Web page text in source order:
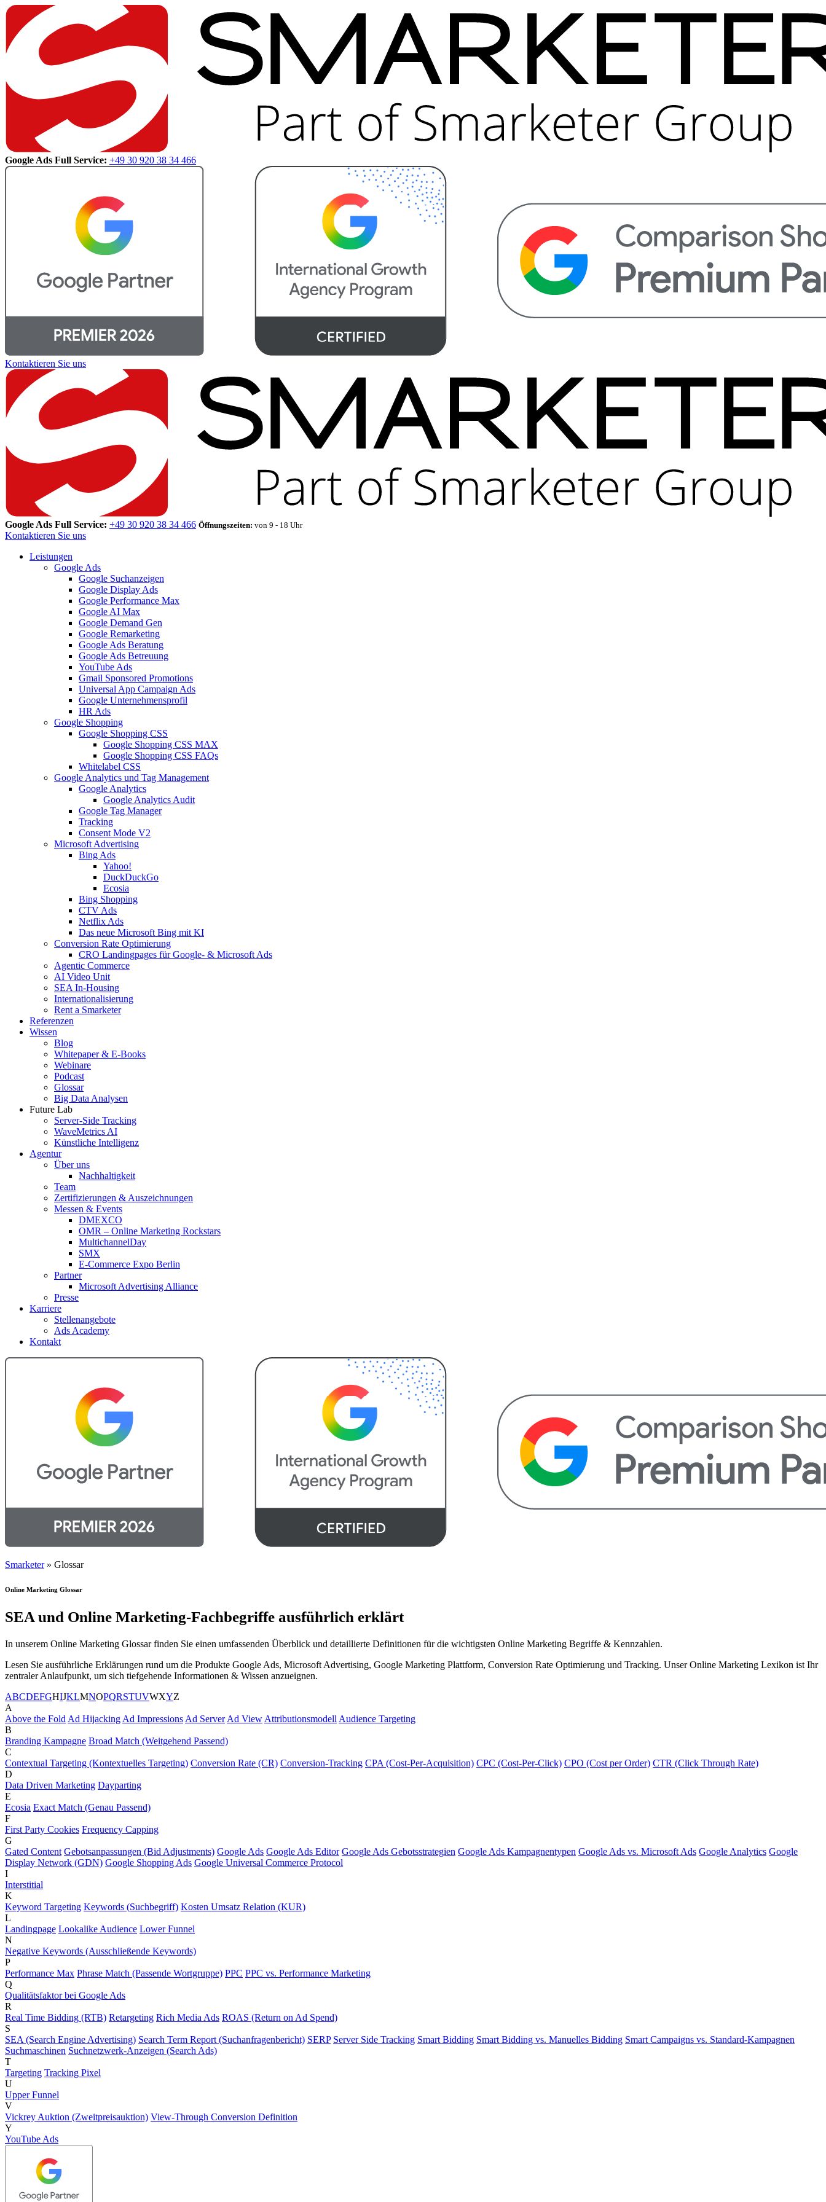
Google Ads Full Service: +49 30 920 38 34 466
Kontaktieren Sie uns
Google Ads Full Service: +49 30 920 38 34 466 Öffnungszeiten: von 9 - 18 Uhr
Kontaktieren Sie uns
Leistungen
Google Ads
Google Suchanzeigen
Google Display Ads
Google Performance Max
Google AI Max
Google Demand Gen
Google Remarketing
Google Ads Beratung
Google Ads Betreuung
YouTube Ads
Gmail Sponsored Promotions
Universal App Campaign Ads
Google Unternehmensprofil
HR Ads
Google Shopping
Google Shopping CSS
Google Shopping CSS MAX
Google Shopping CSS FAQs
Whitelabel CSS
Google Analytics und Tag Management
Google Analytics
Google Analytics Audit
Google Tag Manager
Tracking
Consent Mode V2
Microsoft Advertising
Bing Ads
Yahoo!
DuckDuckGo
Ecosia
Bing Shopping
CTV Ads
Netflix Ads
Das neue Microsoft Bing mit KI
Conversion Rate Optimierung
CRO Landingpages für Google- & Microsoft Ads
Agentic Commerce
AI Video Unit
SEA In-Housing
Internationalisierung
Rent a Smarketer
Referenzen
Wissen
Blog
Whitepaper & E-Books
Webinare
Podcast
Glossar
Big Data Analysen
Future Lab
Server-Side Tracking
WaveMetrics AI
Künstliche Intelligenz
Agentur
Über uns
Nachhaltigkeit
Team
Zertifizierungen & Auszeichnungen
Messen & Events
DMEXCO
OMR – Online Marketing Rockstars
MultichannelDay
SMX
E-Commerce Expo Berlin
Partner
Microsoft Advertising Alliance
Presse
Karriere
Stellenangebote
Ads Academy
Kontakt
Smarketer» Glossar
Online Marketing Glossar
SEA und Online Marketing-Fachbegriffe ausführlich erklärt
In unserem Online Marketing Glossar finden Sie einen umfassenden Überblick und detaillierte Definitionen für die wichtigsten Online Marketing Begriffe & Kennzahlen.
Lesen Sie ausführliche Erklärungen rund um die Produkte Google Ads, Microsoft Advertising, Google Marketing Plattform, Conversion Rate Optimierung und Tracking. Unser Online Marketing Lexikon ist Ihr
zentraler Anlaufpunkt, um sich tiefgehende Informationen & Wissen anzueignen.
ABCDEFGHIJKLMNOPQRSTUVWXYZ
A
Above the Fold Ad Hijacking Ad Impressions Ad Server Ad View Attributionsmodell Audience Targeting
B
Branding Kampagne Broad Match (Weitgehend Passend)
C
Contextual Targeting (Kontextuelles Targeting) Conversion Rate (CR) Conversion-Tracking CPA (Cost-Per-Acquisition) CPC (Cost-Per-Click) CPO (Cost per Order) CTR (Click Through Rate)
D
Data Driven Marketing Dayparting
E
Ecosia Exact Match (Genau Passend)
F
First Party Cookies Frequency Capping
G
Gated Content Gebotsanpassungen (Bid Adjustments) Google Ads Google Ads Editor Google Ads Gebotsstrategien Google Ads Kampagnentypen Google Ads vs. Microsoft Ads Google Analytics Google
Display Network (GDN) Google Shopping Ads Google Universal Commerce Protocol
I
Interstitial
K
Keyword Targeting Keywords (Suchbegriff) Kosten Umsatz Relation (KUR)
L
Landingpage Lookalike Audience Lower Funnel
N
Negative Keywords (Ausschließende Keywords)
P
Performance Max Phrase Match (Passende Wortgruppe) PPC PPC vs. Performance Marketing
Q
Qualitätsfaktor bei Google Ads
R
Real Time Bidding (RTB) Retargeting Rich Media Ads ROAS (Return on Ad Spend)
S
SEA (Search Engine Advertising) Search Term Report (Suchanfragenbericht) SERP Server Side Tracking Smart Bidding Smart Bidding vs. Manuelles Bidding Smart Campaigns vs. Standard-Kampagnen
Suchmaschinen Suchnetzwerk-Anzeigen (Search Ads)
T
Targeting Tracking Pixel
U
Upper Funnel
V
Vickrey Auktion (Zweitpreisauktion) View-Through Conversion Definition
Y
YouTube Ads